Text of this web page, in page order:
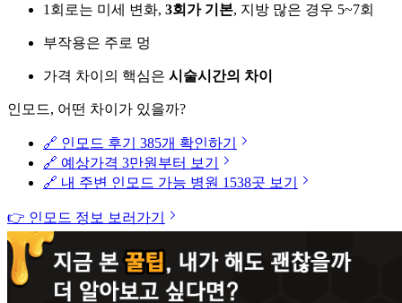
1회로는 미세 변화, 3회가 기본, 지방 많은 경우 5~7회
부작용은 주로 멍
가격 차이의 핵심은 시술시간의 차이
인모드, 어떤 차이가 있을까?
🔗 인모드 후기 385개 확인하기
🔗 예상가격 3만원부터 보기
🔗 내 주변 인모드 가능 병원 1538곳 보기
👉 인모드 정보 보러가기